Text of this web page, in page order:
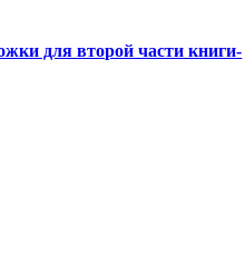
для второй части книги-